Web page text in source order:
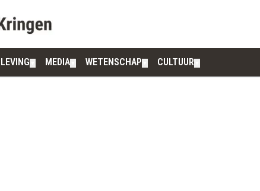
MEDIA WETENSCHAP CULTUUR